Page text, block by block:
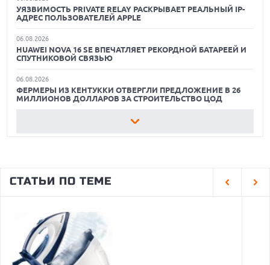
ОБЗОР МОНИТОРА MSI PRO MAX 271PHW E14
УЯЗВИМОСТЬ PRIVATE RELAY РАСКРЫВАЕТ РЕАЛЬНЫЙ IP-
АДРЕС ПОЛЬЗОВАТЕЛЕЙ APPLE
06.08.2026
HUAWEI NOVA 16 SE ВПЕЧАТЛЯЕТ РЕКОРДНОЙ БАТАРЕЕЙ И
СПУТНИКОВОЙ СВЯЗЬЮ
06.08.2026
ФЕРМЕРЫ ИЗ КЕНТУККИ ОТВЕРГЛИ ПРЕДЛОЖЕНИЕ В 26
МИЛЛИОНОВ ДОЛЛАРОВ ЗА СТРОИТЕЛЬСТВО ЦОД
ПРАВИЛА ДЛЯ РАЗРАБОТЧИКОВ
ИИ-МОДЕЛИ OPENAI СОЗДАЛИ СЕТЬ ДЛЯ ОБХОДА
ИЗОЛЯЦИИ ТЕСТОВОЙ СРЕДЫ
06.08.2026
ИИ-ПОИСК SHOPIFY УВЕЛИЧИЛ ТРАФИК И ПРОДАЖИ В ТРИ
РАЗА
СТАТЬИ ПО ТЕМЕ